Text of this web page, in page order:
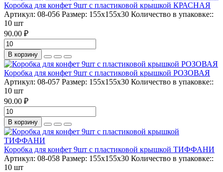
Коробка для конфет 9шт с пластиковой крышкой КРАСНАЯ
Артикул: 08-056 Размер: 155х155х30 Количество в упаковке::
10 шт
90.00 ₽
В корзину
Коробка для конфет 9шт с пластиковой крышкой РОЗОВАЯ
Артикул: 08-057 Размер: 155х155х30 Количество в упаковке::
10 шт
90.00 ₽
В корзину
Коробка для конфет 9шт с пластиковой крышкой ТИФФАНИ
Артикул: 08-058 Размер: 155х155х30 Количество в упаковке::
10 шт